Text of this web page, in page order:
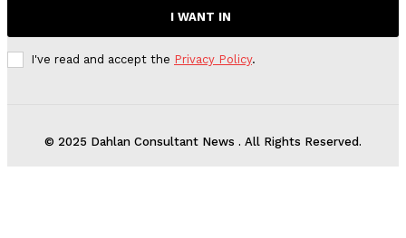
I WANT IN
I've read and accept the Privacy Policy.
© 2025 Dahlan Consultant News . All Rights Reserved.